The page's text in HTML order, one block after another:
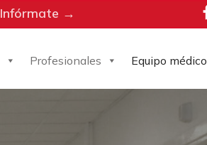
Infórmate →
Profesionales Equipo médico